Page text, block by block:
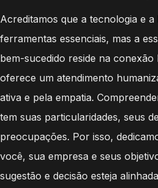
Acreditamos que a tecnologia e a
ferramentas essenciais, mas a
bem-sucedido reside na conexão
oferece um atendimento
ativa e pela empatia.
tem suas particularidades, seus
preocupações. Por isso,
você, sua empresa e seus
sugestão e decisão esteja